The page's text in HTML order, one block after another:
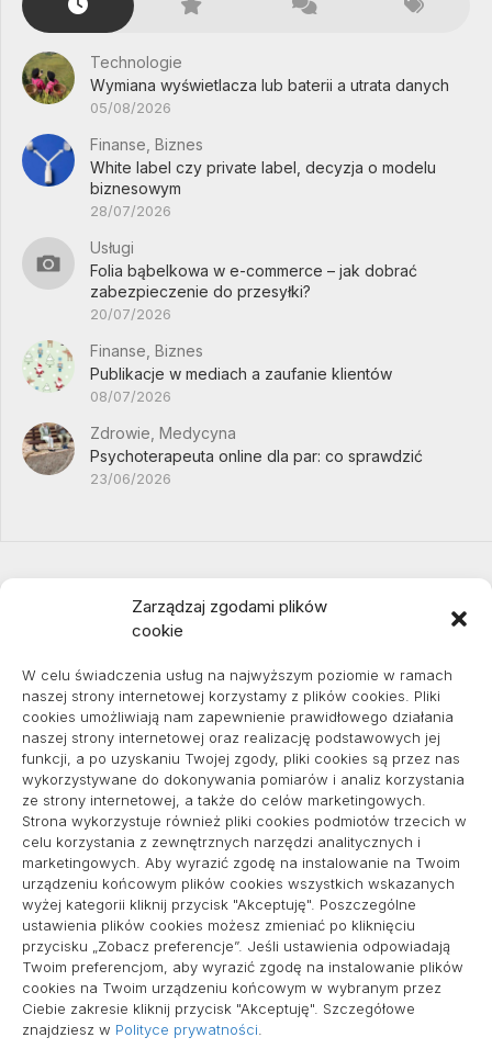
Zarządzaj zgodami plików
cookie
W celu świadczenia usług na najwyższym poziomie w ramach
naszej strony internetowej korzystamy z plików cookies. Pliki
cookies umożliwiają nam zapewnienie prawidłowego działania
naszej strony internetowej oraz realizację podstawowych jej
funkcji, a po uzyskaniu Twojej zgody, pliki cookies są przez nas
wykorzystywane do dokonywania pomiarów i analiz korzystania
ze strony internetowej, a także do celów marketingowych.
Strona wykorzystuje również pliki cookies podmiotów trzecich w
celu korzystania z zewnętrznych narzędzi analitycznych i
marketingowych. Aby wyrazić zgodę na instalowanie na Twoim
urządzeniu końcowym plików cookies wszystkich wskazanych
wyżej kategorii kliknij przycisk "Akceptuję". Poszczególne
ustawienia plików cookies możesz zmieniać po kliknięciu
przycisku „Zobacz preferencje”. Jeśli ustawienia odpowiadają
Twoim preferencjom, aby wyrazić zgodę na instalowanie plików
cookies na Twoim urządzeniu końcowym w wybranym przez
Ciebie zakresie kliknij przycisk "Akceptuję". Szczegółowe
znajdziesz w Polityce prywatności
Technologie
Wymiana wyświetlacza lub baterii a utrata danych
05/08/2026
Finanse, Biznes
White label czy private label, decyzja o modelu
biznesowym
28/07/2026
Usługi
Folia bąbelkowa w e-commerce – jak dobrać
zabezpieczenie do przesyłki?
20/07/2026
Finanse, Biznes
Publikacje w mediach a zaufanie klientów
08/07/2026
Zdrowie, Medycyna
Psychoterapeuta online dla par: co sprawdzić
23/06/2026
pozycjonowanie lokalne
Informacje
Polityka plików cookies (EU)
Polityka prywatności